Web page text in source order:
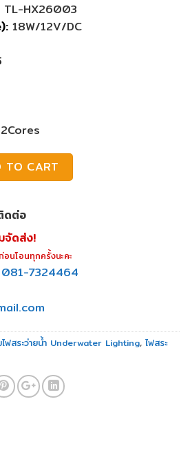
TL-HX26003
18W/12V/DC
18W White (ABS) quantity
TO CART
ดต่อ
จัดส่ง!
นโอนทุกครั้งนะคะ
081-7324464
ไฟสระว่ายน้ำ Underwater Lighting, ไฟสระ